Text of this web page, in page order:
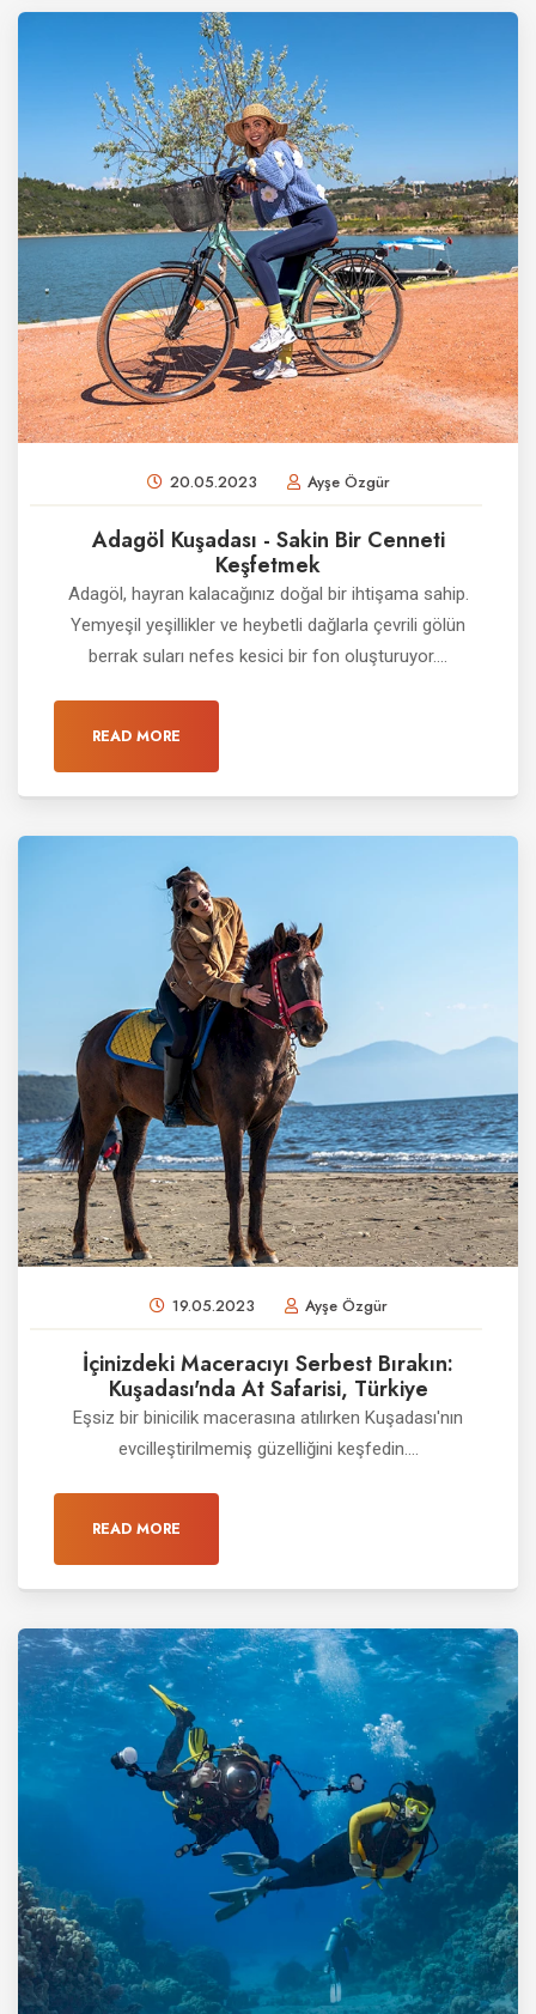
20.05.2023 Ayşe Özgür
Adagöl Kuşadası - Sakin Bir Cenneti
Keşfetmek
Adagöl, hayran kalacağınız doğal bir ihtişama sahip.
Yemyeşil yeşillikler ve heybetli dağlarla çevrili gölün
berrak suları nefes kesici bir fon oluşturuyor....
READ MORE
19.05.2023 Ayşe Özgür
İçinizdeki Maceracıyı Serbest Bırakın:
Kuşadası'nda At Safarisi, Türkiye
Eşsiz bir binicilik macerasına atılırken Kuşadası'nın
evcilleştirilmemiş güzelliğini keşfedin....
READ MORE